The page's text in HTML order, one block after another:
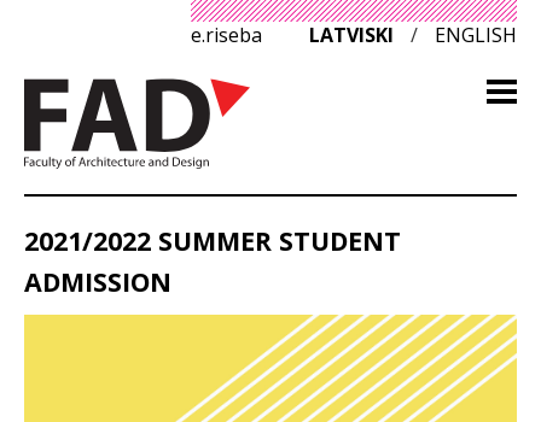
e.riseba LATVISKI / ENGLISH
2021/2022 SUMMER STUDENT
ADMISSION